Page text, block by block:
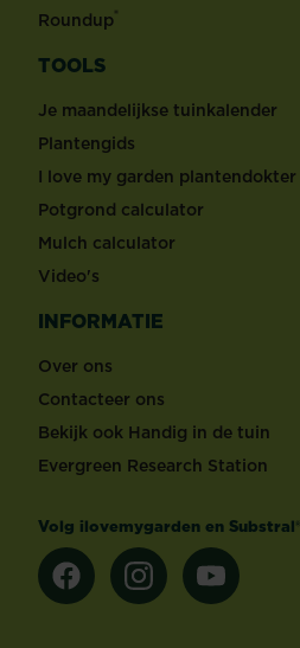
Roundup®
TOOLS
Je maandelijkse tuinkalender
Plantengids
I love my garden plantendokter
Potgrond calculator
Mulch calculator
Video's
INFORMATIE
Over ons
Contacteer ons
Bekijk ook Handig in de tuin
Evergreen Research Station
Volg ilovemygarden en Substral®